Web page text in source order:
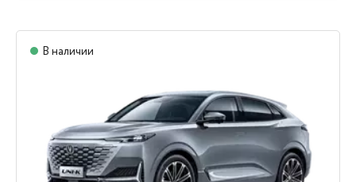
В наличии